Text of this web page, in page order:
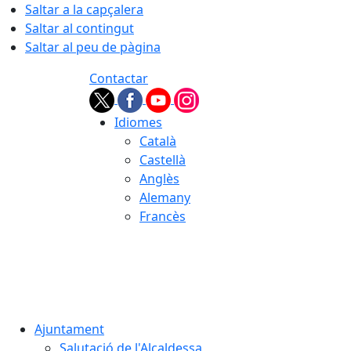
Saltar a la capçalera
Saltar al contingut
Saltar al peu de pàgina
Contactar
Idiomes
Català
Castellà
Anglès
Alemany
Francès
Ajuntament